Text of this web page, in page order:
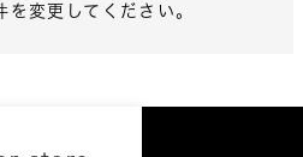
を変更してください。